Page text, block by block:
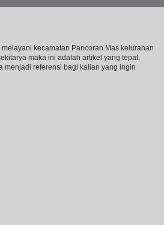
kecamatan Pancoran Mas kelurahan
maka ini adalah artikel yang tepat,
menjadi referensi bagi kalian yang ingin